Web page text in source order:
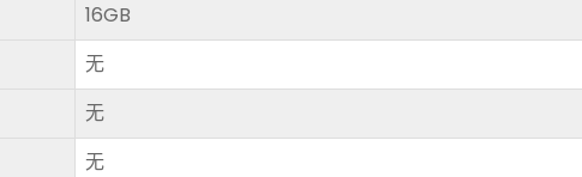
16GB
无
无
无